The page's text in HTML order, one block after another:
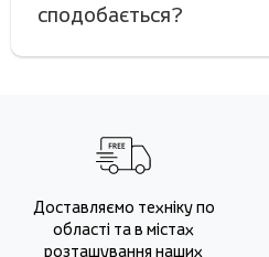
сподобається?
Доставляємо техніку по
області та в містах
розташування наших